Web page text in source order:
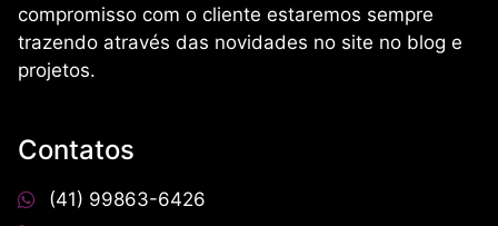
compromisso com o cliente estaremos sempre
trazendo através das novidades no site no blog e
projetos.
Contatos
(41) 99863-6426